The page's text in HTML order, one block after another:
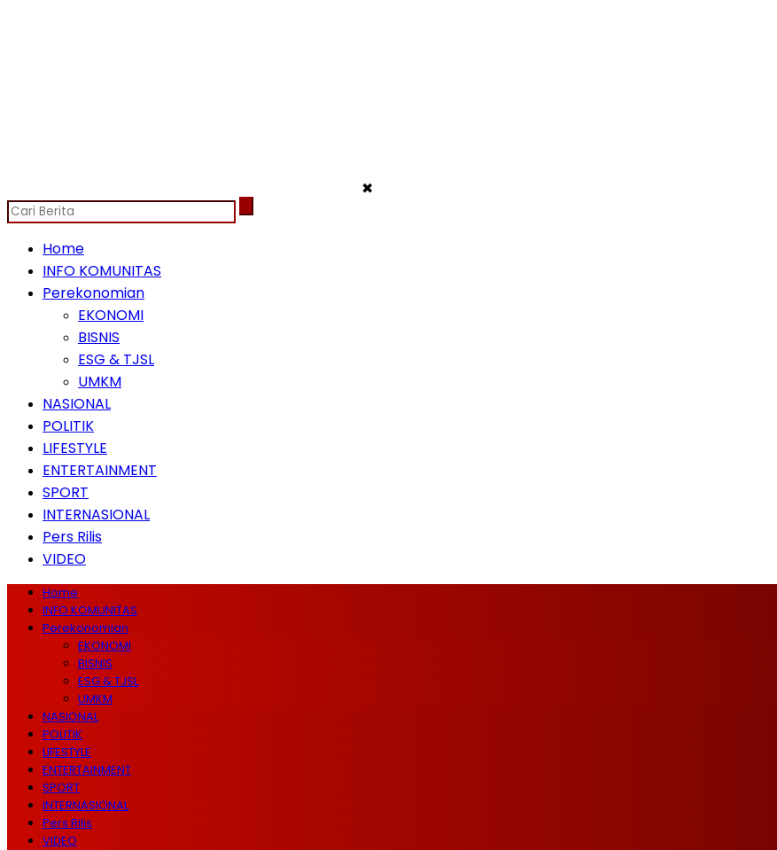
✖
Home
INFO KOMUNITAS
Perekonomian
EKONOMI
BISNIS
ESG & TJSL
UMKM
NASIONAL
POLITIK
LIFESTYLE
ENTERTAINMENT
SPORT
INTERNASIONAL
Pers Rilis
VIDEO
Home
INFO KOMUNITAS
Perekonomian
EKONOMI
BISNIS
ESG & TJSL
UMKM
NASIONAL
POLITIK
LIFESTYLE
ENTERTAINMENT
SPORT
INTERNASIONAL
Pers Rilis
VIDEO